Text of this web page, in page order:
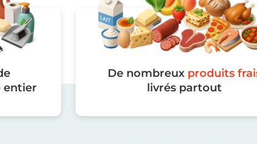
entier
De nombreux produits
livrés partout